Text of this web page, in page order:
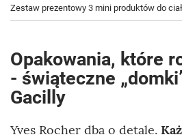
Zestaw prezentowy 3 mini produktów do
Opakowania, które
- świąteczne
Gacilly
Yves Rocher dba o detale.